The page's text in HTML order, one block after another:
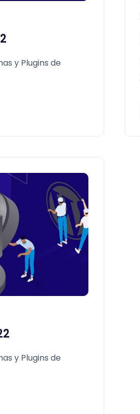
y Plugins de
y Plugins de